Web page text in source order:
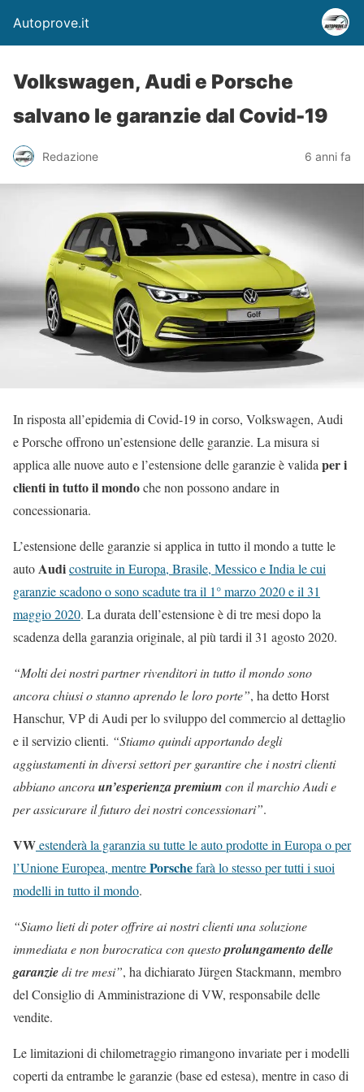
Autoprove.it
Volkswagen, Audi e Porsche
salvano le garanzie dal Covid-19
Redazione 6 anni fa
In risposta all’epidemia di Covid-19 in corso, Volkswagen, Audi
e Porsche offrono un’estensione delle garanzie. La misura si
applica alle nuove auto e l’estensione delle garanzie è validaper i
clienti in tutto il mondoche non possono andare in
concessionaria.
L’estensione delle garanzie si applica in tutto il mondo a tutte le
autoAudicostruite in Europa, Brasile, Messico e India le cui
garanzie scadono o sono scadute tra il 1° marzo 2020 e il 31
maggio 2020. La durata dell’estensione è di tre mesi dopo la
scadenza della garanzia originale, al più tardi il 31 agosto 2020.
“Molti dei nostri partner rivenditori in tutto il mondo sono
ancora chiusi o stanno aprendo le loro porte”, ha detto Horst
Hanschur, VP di Audi per lo sviluppo del commercio al dettaglio
e il servizio clienti. “Stiamo quindi apportando degli
aggiustamenti in diversi settori per garantire che i nostri clienti
abbiano ancoraun’esperienza premiumcon il marchio Audi e
per assicurare il futuro dei nostri concessionari”.
VWestenderà la garanzia su tutte le auto prodotte in Europa o per
l’Unione Europea, mentrePorschefarà lo stesso per tutti i suoi
modelli in tutto il mondo.
“Siamo lieti di poter offrire ai nostri clienti una soluzione
immediata e non burocratica con questoprolungamento delle
garanziedi tre mesi”, ha dichiarato Jürgen Stackmann, membro
del Consiglio di Amministrazione di VW, responsabile delle
vendite.
Le limitazioni di chilometraggio rimangono invariate per i modelli
coperti da entrambe le garanzie (base ed estesa), mentre in caso di